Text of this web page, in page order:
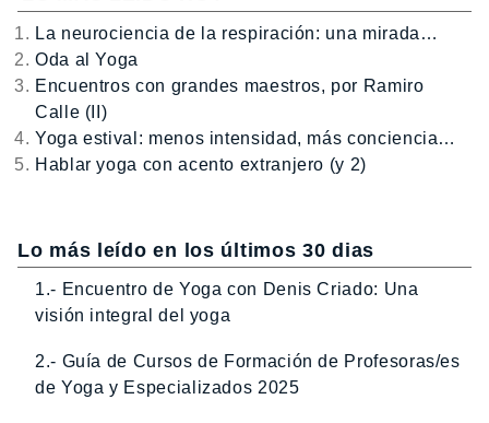
La neurociencia de la respiración: una mirada…
Oda al Yoga
Encuentros con grandes maestros, por Ramiro
Calle (II)
Yoga estival: menos intensidad, más conciencia…
Hablar yoga con acento extranjero (y 2)
Lo más leído en los últimos 30 dias
1.- Encuentro de Yoga con Denis Criado: Una
visión integral del yoga
2.- Guía de Cursos de Formación de Profesoras/es
de Yoga y Especializados 2025